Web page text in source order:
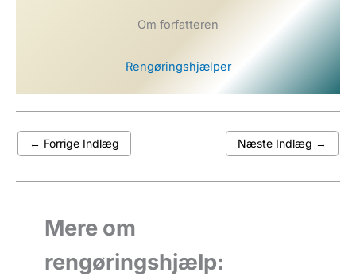
Om forfatteren
Rengøringshjælper
← Forrige Indlæg Næste Indlæg →
Mere om
rengøringshjælp: